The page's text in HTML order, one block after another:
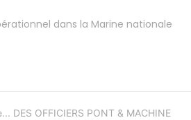
dans la Marine nationale
DES OFFICIERS PONT & MACHINE